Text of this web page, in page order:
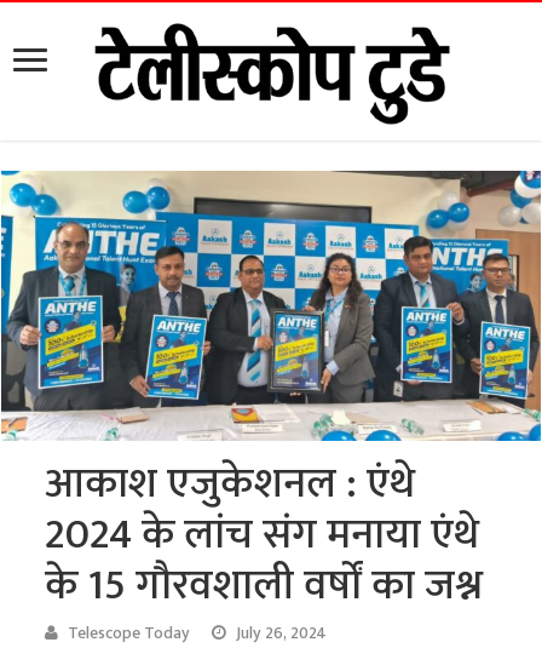
आकाश एजुकेशनल : एंथे
2024 के लांच संग मनाया एंथे
के 15 गौरवशाली वर्षों का जश्न
Telescope Today July 26, 2024